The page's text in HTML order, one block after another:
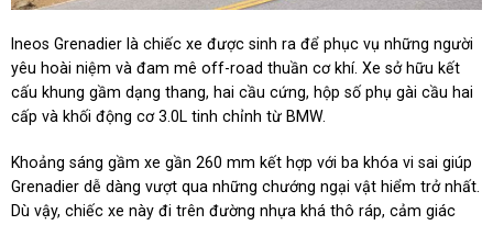
Ineos Grenadier là chiếc xe được sinh ra để phục vụ những người
yêu hoài niệm và đam mê off-road thuần cơ khí. Xe sở hữu kết
cấu khung gầm dạng thang, hai cầu cứng, hộp số phụ gài cầu hai
cấp và khối động cơ 3.0L tinh chỉnh từ BMW.
Khoảng sáng gầm xe gần 260 mm kết hợp với ba khóa vi sai giúp
Grenadier dễ dàng vượt qua những chướng ngại vật hiểm trở nhất.
Dù vậy, chiếc xe này đi trên đường nhựa khá thô ráp, cảm giác